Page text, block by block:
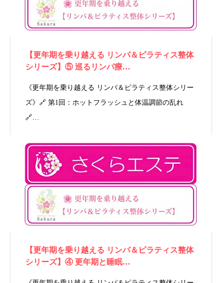
【更年期を乗り越える リンパ＆ピラティス整体
シリーズ】⑤ 巡るリンパ療…
《更年期を乗り越える リンパ＆ピラティス整体シリー
ズ》🔗 第1回：ホットフラッシュと体温調節の乱れ
🔗…
【更年期を乗り越える リンパ＆ピラティス整体
シリーズ】④ 更年期と睡眠…